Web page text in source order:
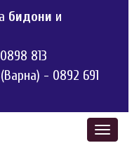
бидони и
0898 813
- 0892 691